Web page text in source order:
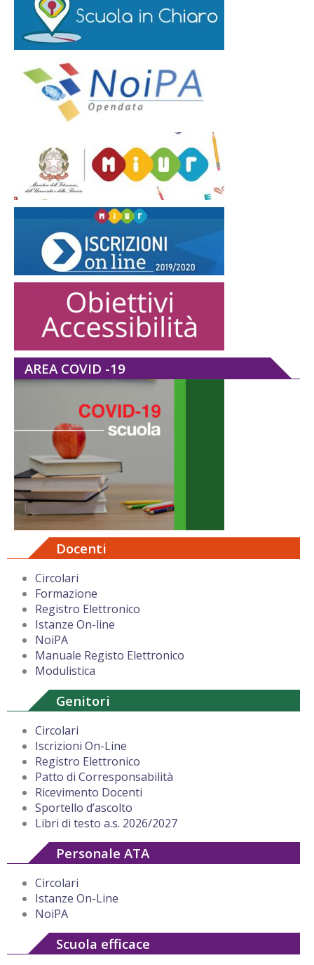
AREA COVID -19
Docenti
Circolari
Formazione
Registro Elettronico
Istanze On-line
NoiPA
Manuale Registo Elettronico
Modulistica
Genitori
Circolari
Iscrizioni On-Line
Registro Elettronico
Patto di Corresponsabilità
Ricevimento Docenti
Sportello d’ascolto
Libri di testo a.s. 2026/2027
Personale ATA
Circolari
Istanze On-Line
NoiPA
Scuola efficace